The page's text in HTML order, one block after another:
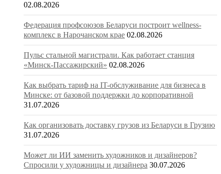
02.08.2026
Федерация профсоюзов Беларуси построит wellness-
комплекс в Нарочанском крае 02.08.2026
Пульс стальной магистрали. Как работает станция
«Минск-Пассажирский» 02.08.2026
Как выбрать тариф на IT-обслуживание для бизнеса в
Минске: от базовой поддержки до корпоративной
31.07.2026
Как организовать доставку грузов из Беларуси в Грузию
31.07.2026
Может ли ИИ заменить художников и дизайнеров?
Спросили у художницы и дизайнера 30.07.2026